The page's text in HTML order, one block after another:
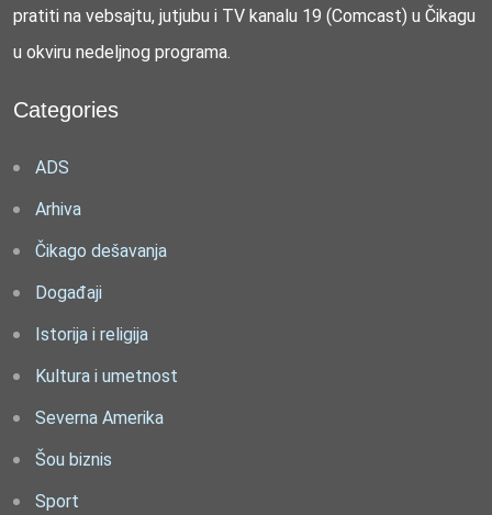
pratiti na vebsajtu, jutjubu i TV kanalu 19 (Comcast) u Čikagu
u okviru nedeljnog programa.
Categories
ADS
Arhiva
Čikago dešavanja
Događaji
Istorija i religija
Kultura i umetnost
Severna Amerika
Šou biznis
Sport